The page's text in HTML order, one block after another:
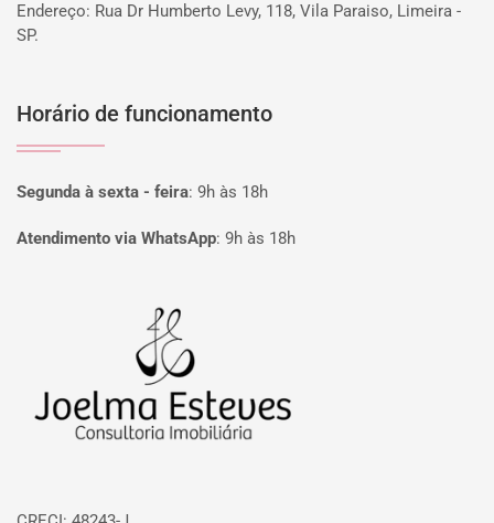
Endereço: Rua Dr Humberto Levy, 118, Vila Paraiso, Limeira -
SP.
Horário de funcionamento
Segunda à sexta - feira: 9h às 18h
Atendimento via WhatsApp: 9h às 18h